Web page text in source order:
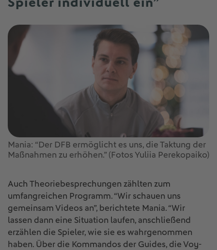
Spieler individuell ein”
Mania: “Der DFB ermöglicht es uns, die Taktung der
Maßnahmen zu erhöhen.” (Fotos Yuliia Perekopaiko)
Auch Theoriebesprechungen zählten zum
umfangreichen Programm. “Wir schauen uns
gemeinsam Videos an”, berichtete Mania. “Wir
lassen dann eine Situation laufen, anschließend
erzählen die Spieler, wie sie es wahrgenommen
haben. Über die Kommandos der Guides, die Voy-